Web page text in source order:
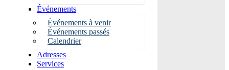
Événements
Événements à venir
Événements passés
Calendrier
Adresses
Services